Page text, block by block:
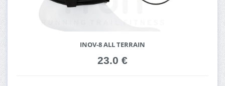
INOV-8 ALL TERRAIN
23.0 €